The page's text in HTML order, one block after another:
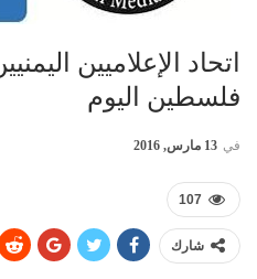
اتحاد الإعلاميين
فلسطين اليوم
في 13 مارس, 2016
107
شارك